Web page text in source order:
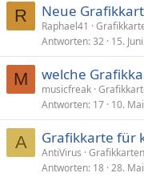
R Neue
Raphael41
Antworten 32 15.
M welche
musicfreak
Antworten 17 10.
A Grafikkarte für
AntiVirus
Antworten 18 28.